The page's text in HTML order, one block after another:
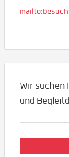
Wir suchen
und